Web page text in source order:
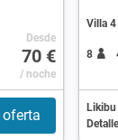
Desde
70 €
/ noche
oferta
Villa
8
Likibu